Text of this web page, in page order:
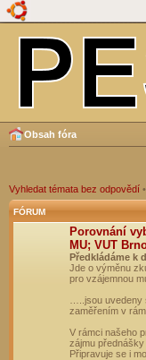
Obsah fóra
Vyhledat témata bez odpovědí •
FÓRUM
Porovnání
MU; VUT
Předkládáme k
Jde o výměnu
pro vzájemnou
…..jsou
zaměřením v
V rámci našeho
zájmu
Připravuje se i